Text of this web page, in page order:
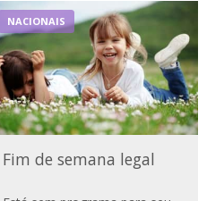
NACIONAIS
Fim de semana legal